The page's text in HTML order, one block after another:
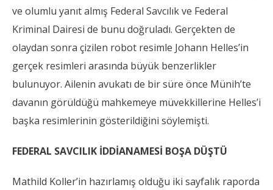
ve olumlu yanıt almış Federal Savcılık ve Federal
Kriminal Dairesi de bunu doğruladı. Gerçekten de
olaydan sonra çizilen robot resimle Johann Helles’in
gerçek resimleri arasında büyük benzerlikler
bulunuyor. Ailenin avukatı de bir süre önce Münih’te
davanın görüldüğü mahkemeye müvekkillerine Helles’i
başka resimlerinin gösterildiğini söylemişti.
FEDERAL SAVCILIK İDDİANAMESİ BOŞA DÜŞTÜ
Mathild Koller’in hazırlamış olduğu iki sayfalık raporda